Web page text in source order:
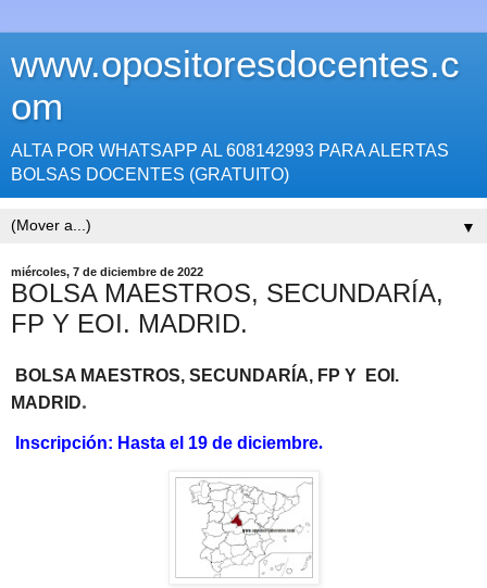
www.opositoresdocentes.c
om
ALTA POR WHATSAPP AL 608142993 PARA ALERTAS
BOLSAS DOCENTES (GRATUITO)
▼
miércoles, 7 de diciembre de 2022
BOLSA MAESTROS, SECUNDARÍA,
FP Y EOI. MADRID.
BOLSA MAESTROS, SECUNDARÍA, FP Y EOI.
MADRID.
Inscripción: Hasta el 19 de diciembre.